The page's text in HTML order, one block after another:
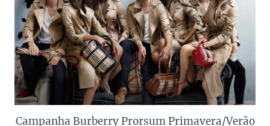
Campanha Burberry Prorsum Primavera/Verão